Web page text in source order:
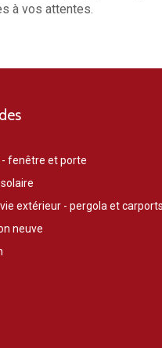
à vos attentes.
- fenêtre et porte
extérieur - pergola et carports
neuve